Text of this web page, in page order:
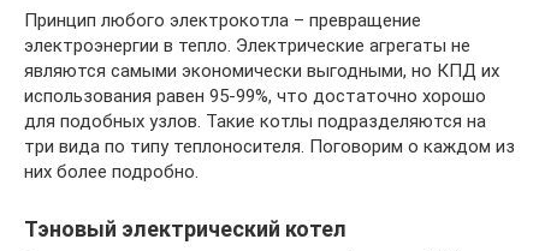
Принцип любого электрокотла – превращение
электроэнергии в тепло. Электрические агрегаты не
являются самыми экономически выгодными, но КПД их
использования равен 95-99%, что достаточно хорошо
для подобных узлов. Такие котлы подразделяются на
три вида по типу теплоносителя. Поговорим о каждом из
них более подробно.
Тэновый электрический котел